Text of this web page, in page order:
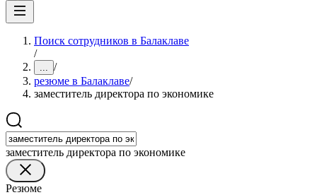
Поиск сотрудников в Балаклаве
/
... /
резюме в Балаклаве/
заместитель директора по экономике
заместитель директора по экономике
Резюме